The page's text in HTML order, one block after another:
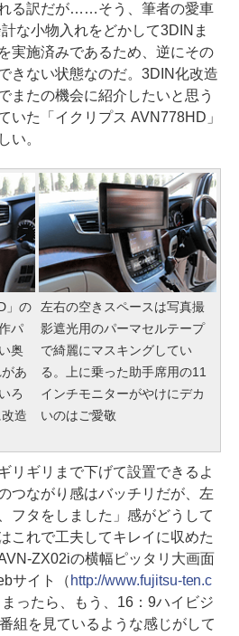
る訳だが……そう、筆者の愛車
な小物入れをどかして3DINま
実施済みであるため、逆にその
きない状態なのだ。3DIN化改造
またの機会に紹介したいと思う
いた「イクリプス AVN778HD」
い。
」の
パ
奥
あ
ろ
造
左右の空きスペースは写真撮
影遮光用のパーマセルテープ
で綺麗にマスキングしてい
る。上に乗った助手席用の11
インチモニターがやけにデカ
いのはご愛敬
リギリまで下げて設置できるよ
つながり感はバッチリだが、左
フタをしました」感がどうして
これで工夫してキレイに収めた
ZX02iの横幅ピッタリ大画面
サイト（ http://www.fujitsu-ten.c
ったら、もう、16：9ハイビジ
組を見ているような感じがして